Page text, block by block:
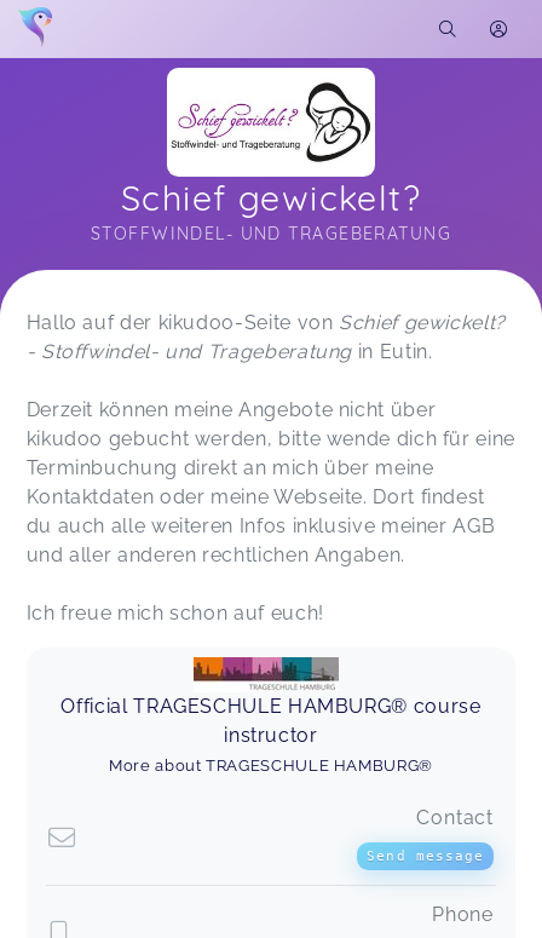
Schief gewickelt?
STOFFWINDEL- UND TRAGEBERATUNG
Soon you will learn more about me here...
Hallo auf der kikudoo-Seite von Schief gewickelt?
- Stoffwindel- und Trageberatung in Eutin.
Derzeit können meine Angebote nicht über
kikudoo gebucht werden, bitte wende dich für eine
Terminbuchung direkt an mich über meine
Kontaktdaten oder meine Webseite. Dort findest
du auch alle weiteren Infos inklusive meiner AGB
und aller anderen rechtlichen Angaben.
Ich freue mich schon auf euch!
Official TRAGESCHULE HAMBURG® course
instructor
More about TRAGESCHULE HAMBURG®
Contact
Send message
Phone